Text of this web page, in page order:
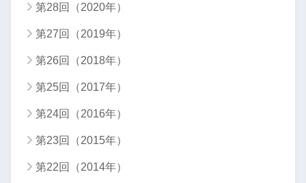
第28回（2020年）
第27回（2019年）
第26回（2018年）
第25回（2017年）
第24回（2016年）
第23回（2015年）
第22回（2014年）